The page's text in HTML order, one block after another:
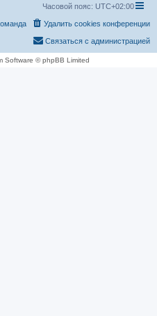
Часовой пояс: UTC+02:00
Удалить cookies конференции
Связаться с администрацией
Software © phpBB Limited